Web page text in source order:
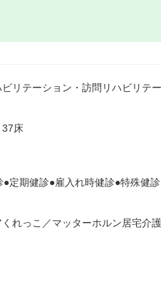
リテーション・訪問リハビリテ
37床
定期健診●雇入れ時健診●特殊健
れっこ／マッターホルン居宅介